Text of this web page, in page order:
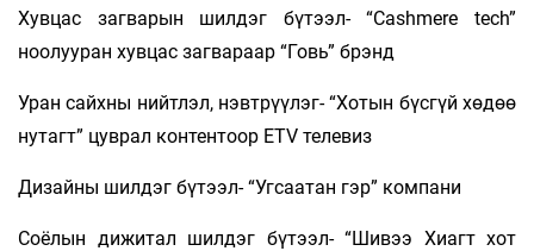
Хувцас загварын шилдэг бүтээл- “Cashmere tech”
ноолууран хувцас загвараар “Говь” брэнд
Уран сайхны нийтлэл, нэвтрүүлэг- “Хотын бүсгүй хөдөө
нутагт” цуврал контентоор ETV телевиз
Дизайны шилдэг бүтээл- “Угсаатан гэр” компани
Соёлын дижитал шилдэг бүтээл- “Шивээ Хиагт хот